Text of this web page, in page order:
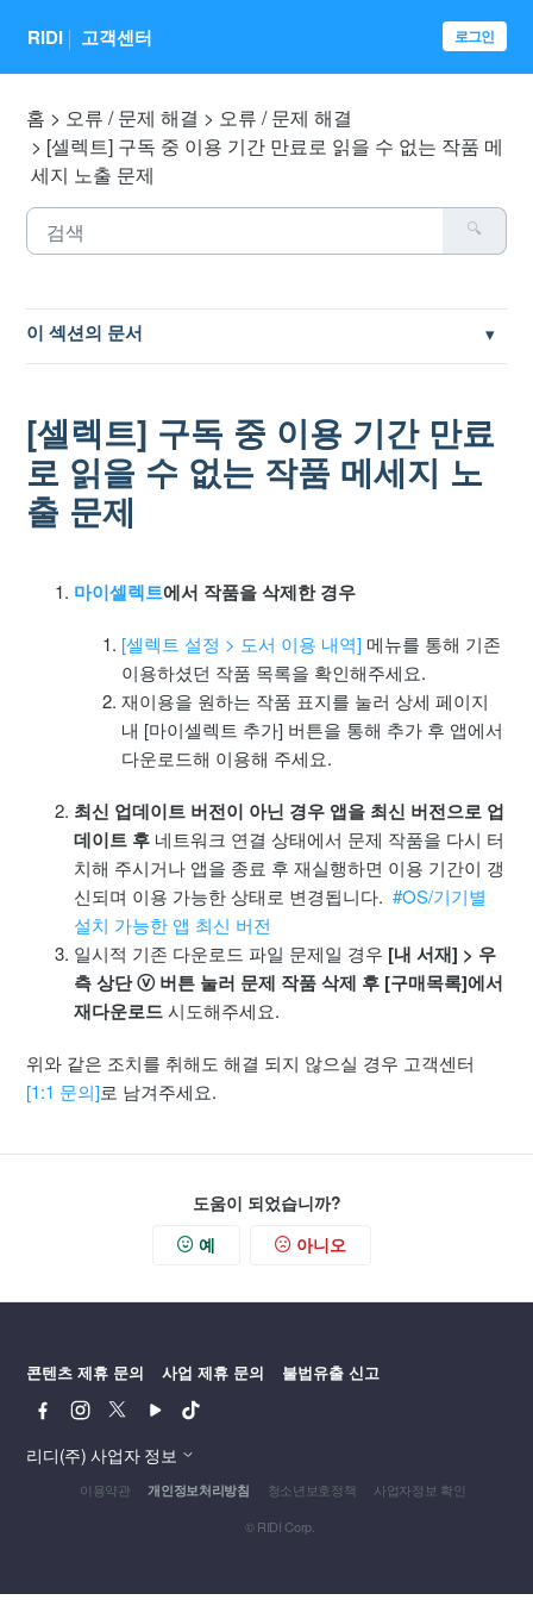
RIDI 고객센터 로그인
홈 오류 / 문제 해결
오류 / 문제 해결
[셀렉트] 구독 중 이용 기간 만료로 읽을 수 없는 작품 메
세지 노출 문제
이 섹션의 문서
리디 메일 확인 불가 / 미수신 문제
웹사이트 결제 / 바로보기 오류 조치 방법 - 캐시/쿠키 삭제
iOS 인코딩 오류 및 잘림현상
구매 작품 확인 불가 문제
끊김/속도저하 기본 진단
접근 금지 표시 / 기간 만료 / 영구 삭제 등 작품 이용 문제
iOS 앱 내 성인 작품 이용
더보기
[셀렉트] 구독 중 이용 기간 만료
로 읽을 수 없는 작품 메세지 노
출 문제
마이셀렉트에서 작품을 삭제한 경우
[셀렉트 설정 > 도서 이용 내역] 메뉴를 통해 기존
이용하셨던 작품 목록을 확인해주세요.
재이용을 원하는 작품 표지를 눌러 상세 페이지
내 [마이셀렉트 추가] 버튼을 통해 추가 후 앱에서
다운로드해 이용해 주세요.
최신 업데이트 버전이 아닌 경우 앱을 최신 버전으로 업
데이트 후 네트워크 연결 상태에서 문제 작품을 다시 터
치해 주시거나 앱을 종료 후 재실행하면 이용 기간이 갱
신되며 이용 가능한 상태로 변경됩니다.#OS/기기별
설치 가능한 앱 최신 버전
일시적 기존 다운로드 파일 문제일 경우 [내 서재] > 우
측 상단 ⓥ 버튼 눌러 문제 작품 삭제 후 [구매목록]에서
재다운로드시도해주세요.
위와 같은 조치를 취해도 해결 되지 않으실 경우 고객센터
[1:1 문의]로 남겨주세요.
도움이 되었습니까?
예 아니오
콘텐츠 제휴 문의 사업 제휴 문의 불법유출 신고
페
이
스
북
인
스
타
그
램
터
튜
브
리디(주) 사업자 정보
이용약관 개인정보처리방침 청소년보호정책
사업자정보 확인
© RIDI Corp.